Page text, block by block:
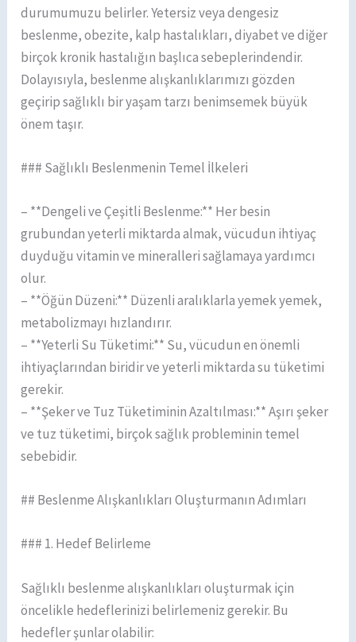
durumumuzu belirler. Yetersiz veya dengesiz
beslenme, obezite, kalp hastalıkları, diyabet ve diğer
birçok kronik hastalığın başlıca sebeplerindendir.
Dolayısıyla, beslenme alışkanlıklarımızı gözden
geçirip sağlıklı bir yaşam tarzı benimsemek büyük
önem taşır.
### Sağlıklı Beslenmenin Temel İlkeleri
– **Dengeli ve Çeşitli Beslenme:** Her besin
grubundan yeterli miktarda almak, vücudun ihtiyaç
duyduğu vitamin ve mineralleri sağlamaya yardımcı
olur.
– **Öğün Düzeni:** Düzenli aralıklarla yemek yemek,
metabolizmayı hızlandırır.
– **Yeterli Su Tüketimi:** Su, vücudun en önemli
ihtiyaçlarından biridir ve yeterli miktarda su tüketimi
gerekir.
– **Şeker ve Tuz Tüketiminin Azaltılması:** Aşırı şeker
ve tuz tüketimi, birçok sağlık probleminin temel
sebebidir.
## Beslenme Alışkanlıkları Oluşturmanın Adımları
### 1. Hedef Belirleme
Sağlıklı beslenme alışkanlıkları oluşturmak için
öncelikle hedeflerinizi belirlemeniz gerekir. Bu
hedefler şunlar olabilir: